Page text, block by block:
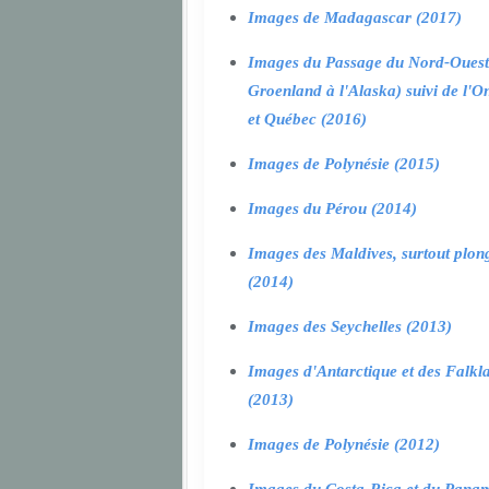
Images de Madagascar (2017)
Images du Passage du Nord-
Groenland à l'Alaska) suivi de
et Québec (2016)
Images de Polynésie (2015)
Images du Pérou (2014)
Images des Maldives, surtout
(2014)
Images des Seychelles (2013)
Images d'Antarctique et des
(2013)
Images de Polynésie (2012)